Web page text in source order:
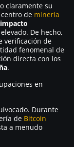
claramente su
de minería
impacto
De hecho,
verificación de
fenomenal de
directa con los
.
en
Durante
de Bitcoin
a menudo